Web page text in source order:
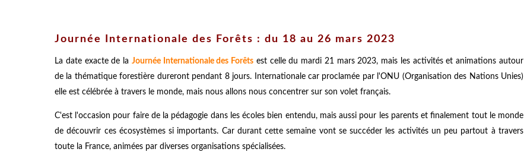
Journée Internationale des Forêts : du 18 au 26 mars 2023
La date exacte de la Journée Internationale des Forêts est celle du mardi 21 mars 2023, mais les activités et animations autour
de la thématique forestière dureront pendant 8 jours. Internationale car proclamée par l'ONU (Organisation des Nations Unies)
elle est célébrée à travers le monde, mais nous allons nous concentrer sur son volet français.
C'est l'occasion pour faire de la pédagogie dans les écoles bien entendu, mais aussi pour les parents et finalement tout le monde
de découvrir ces écosystèmes si importants. Car durant cette semaine vont se succéder les activités un peu partout à travers
toute la France, animées par diverses organisations spécialisées.